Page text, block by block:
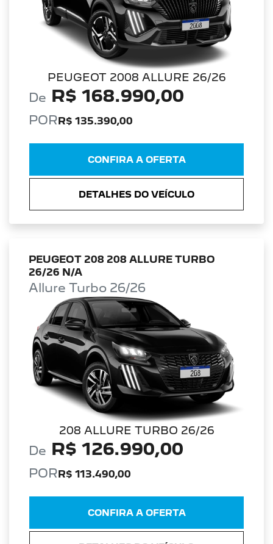
PEUGEOT 2008 ALLURE 26/26
De R$ 168.990,00
POR R$ 135.390,00
CONFIRA A OFERTA
DETALHES DO VEÍCULO
PEUGEOT 208 208 ALLURE TURBO
26/26 N/A
Allure Turbo 26/26
208 ALLURE TURBO 26/26
De R$ 126.990,00
PORR$ 113.490,00
CONFIRA A OFERTA